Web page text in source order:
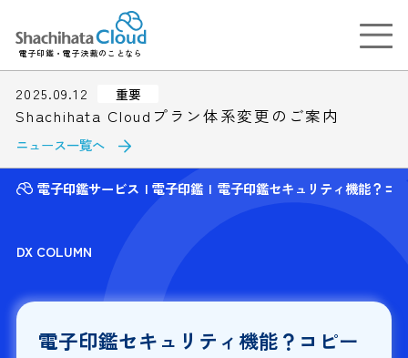
電子印鑑・電子決裁のことなら
2025.09.12 重要
Shachihata Cloudプラン体系変更のご案内
ニュース一覧へ
電子印鑑サービス 電子印鑑 電子印鑑セキュリティ機能？コ
DX COLUMN
電子印鑑セキュリティ機能？コピー